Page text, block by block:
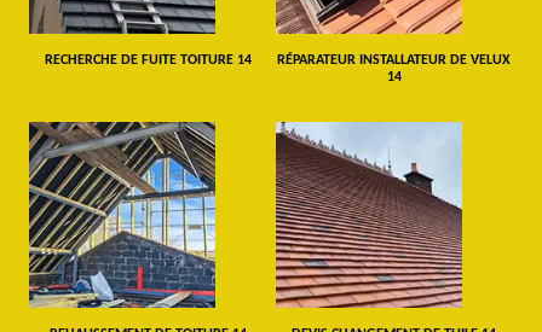
RECHERCHE DE FUITE TOITURE 14
RÉPARATEUR INSTALLATEUR DE VELUX
14